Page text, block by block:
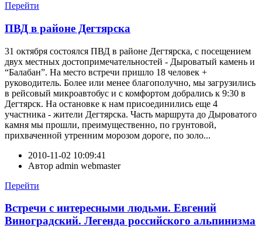
Перейти
ПВД в районе Дегтярска
31 октября состоялся ПВД в районе Дегтярска, с посещением
двух местных достопримечательностей - Дыроватый камень и
“Балабан”. На место встречи пришло 18 человек +
руководитель. Более или менее благополучно, мы загрузились
в рейсовый микроавтобус и с комфортом добрались к 9:30 в
Дегтярск. На остановке к нам присоединились еще 4
участника - жители Дегтярска. Часть маршрута до Дыроватого
камня мы прошли, преимущественно, по грунтовой,
прихваченной утренним морозом дороге, по золо...
2010-11-02 10:09:41
Автор admin webmaster
Перейти
Встречи с интересными людьми. Евгений
Виноградский. Легенда российского альпинизма